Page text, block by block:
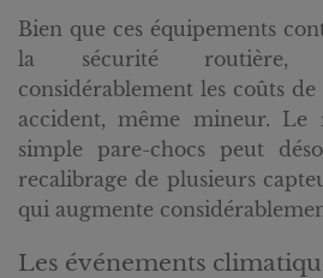
Bien que ces équipements
la sécurité routière,
considérablement les coûts
accident, même mineur. Le
simple pare-chocs peut
recalibrage de plusieurs
qui augmente
Les événements